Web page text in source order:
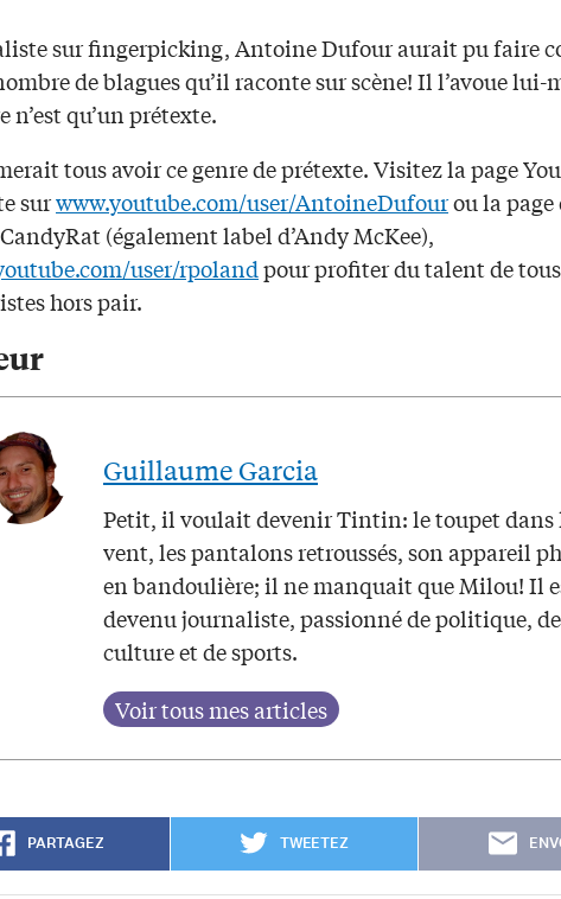
sur fingerpicking, Antoine Dufour aurait pu faire
de blagues qu’il raconte sur scène! Il l’avoue lui-
n’est qu’un prétexte.
tous avoir ce genre de prétexte. Visitez la page
surwww.youtube.com/user/AntoineDufourou la page
(également label d’Andy McKee),
user/rpolandpour profiter du talent de
hors pair.
Guillaume Garcia
Petit, il voulait devenir Tintin: le toupet dans
vent, les pantalons retroussés, son appareil
en bandoulière; il ne manquait que Milou! Il
devenu journaliste, passionné de politique, de
culture et de sports.
PARTAGEZ TWEETEZ